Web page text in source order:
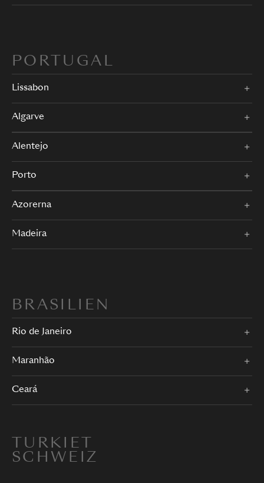
PORTUGAL
Lissabon
Algarve
Alentejo
Porto
Azorerna
Madeira
BRASILIEN
Rio de Janeiro
Maranhão
Ceará
TURKIET
SCHWEIZ